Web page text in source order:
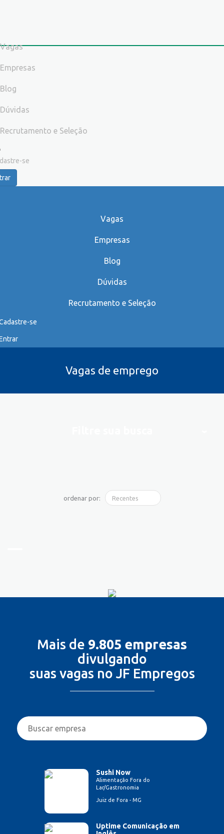
Vagas
Empresas
Blog
Dúvidas
Recrutamento e Seleção
se
Vagas
Empresas
Blog
Dúvidas
Recrutamento e Seleção
se
Vagas de emprego
ordenar por:
Mais de 9.805 empresas
divulgando
suas vagas no JF Empregos
Sushi Now
Alimentação Fora do
Lar/Gastronomia
Juiz de Fora - MG
Uptime Comunicação em